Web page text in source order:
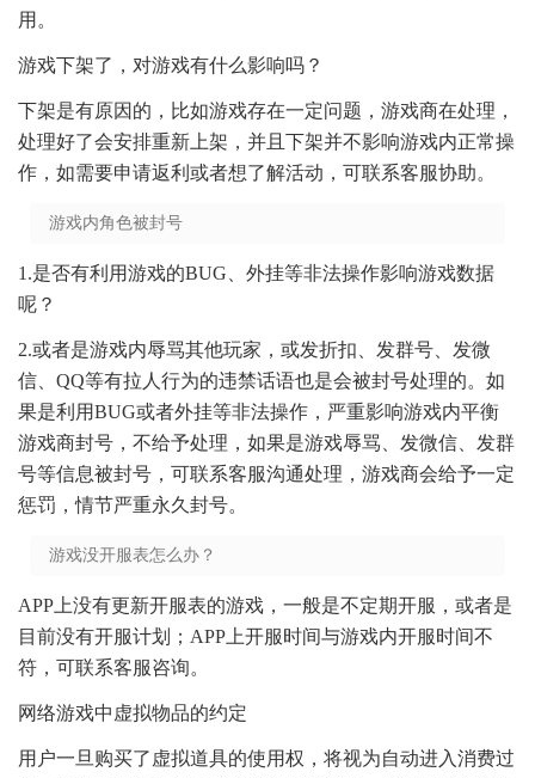
用。
游戏下架了，对游戏有什么影响吗？
下架是有原因的，比如游戏存在一定问题，游戏商在处理，
处理好了会安排重新上架，并且下架并不影响游戏内正常操
作，如需要申请返利或者想了解活动，可联系客服协助。
游戏内角色被封号
1.是否有利用游戏的BUG、外挂等非法操作影响游戏数据
呢？
2.或者是游戏内辱骂其他玩家，或发折扣、发群号、发微
信、QQ等有拉人行为的违禁话语也是会被封号处理的。如
果是利用BUG或者外挂等非法操作，严重影响游戏内平衡
游戏商封号，不给予处理，如果是游戏辱骂、发微信、发群
号等信息被封号，可联系客服沟通处理，游戏商会给予一定
惩罚，情节严重永久封号。
游戏没开服表怎么办？
APP上没有更新开服表的游戏，一般是不定期开服，或者是
目前没有开服计划；APP上开服时间与游戏内开服时间不
符，可联系客服咨询。
网络游戏中虚拟物品的约定
用户一旦购买了虚拟道具的使用权，将视为自动进入消费过